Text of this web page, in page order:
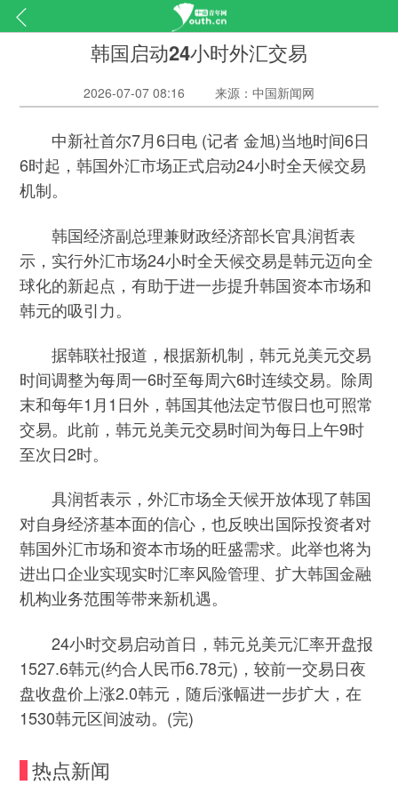
韩国启动24小时外汇交易
2026-07-07 08:16 来源：中国新闻网
中新社首尔7月6日电 (记者 金旭)当地时间6日
6时起，韩国外汇市场正式启动24小时全天候交易
机制。
韩国经济副总理兼财政经济部长官具润哲表
示，实行外汇市场24小时全天候交易是韩元迈向全
球化的新起点，有助于进一步提升韩国资本市场和
韩元的吸引力。
据韩联社报道，根据新机制，韩元兑美元交易
时间调整为每周一6时至每周六6时连续交易。除周
末和每年1月1日外，韩国其他法定节假日也可照常
交易。此前，韩元兑美元交易时间为每日上午9时
至次日2时。
具润哲表示，外汇市场全天候开放体现了韩国
对自身经济基本面的信心，也反映出国际投资者对
韩国外汇市场和资本市场的旺盛需求。此举也将为
进出口企业实现实时汇率风险管理、扩大韩国金融
机构业务范围等带来新机遇。
24小时交易启动首日，韩元兑美元汇率开盘报
1527.6韩元(约合人民币6.78元)，较前一交易日夜
盘收盘价上涨2.0韩元，随后涨幅进一步扩大，在
1530韩元区间波动。(完)
热点新闻